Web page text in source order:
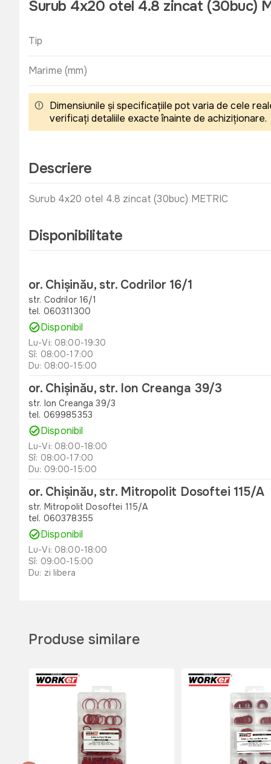
Surub 4x20 otel 4.8 zincat (30buc)
Tip
Marime (mm)
Dimensiunile și specificațiile pot varia de cele
verificați detaliile exacte înainte de achiziționare.
Descriere
Surub 4x20 otel 4.8 zincat (30buc) METRIC
Disponibilitate
or. Chișinău, str. Codrilor 16/1
str. Codrilor 16/1
tel. 060311300
Disponibil
Lu-Vi: 08:00-19:30
Sî: 08:00-17:00
Du: 08:00-15:00
or. Chișinău, str. Ion Creanga 39/3
str. Ion Creanga 39/3
tel. 069985353
Disponibil
Lu-Vi: 08:00-18:00
Sî: 08:00-17:00
Du: 09:00-15:00
or. Chișinău, str. Mitropolit Dosoftei 115/A
str. Mitropolit Dosoftei 115/A
tel. 060378355
Disponibil
Lu-Vi: 08:00-18:00
Sî: 09:00-15:00
Du: zi libera
Disponibil
Du: 08:00-15:00
or. Edinet, str. Octavian Cirimpei 65
str. Octavian Cirimpei 65
tel. 060311174
Disponibil
Lu-Vi: 08:00-18:00
Produse similare